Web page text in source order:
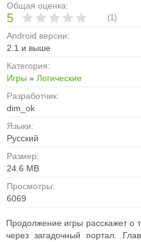
Общая оценка:
5 (1)
Android версии:
2.1 и выше
Категория:
Игры » Логические
Разработчик:
dim_ok
Языки:
Русский
Размер:
24.6 MB
Просмотры:
6069
Продолжение игры расскажет о
через загадочный портал.